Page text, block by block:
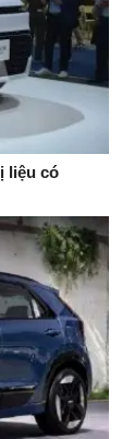
liệu có